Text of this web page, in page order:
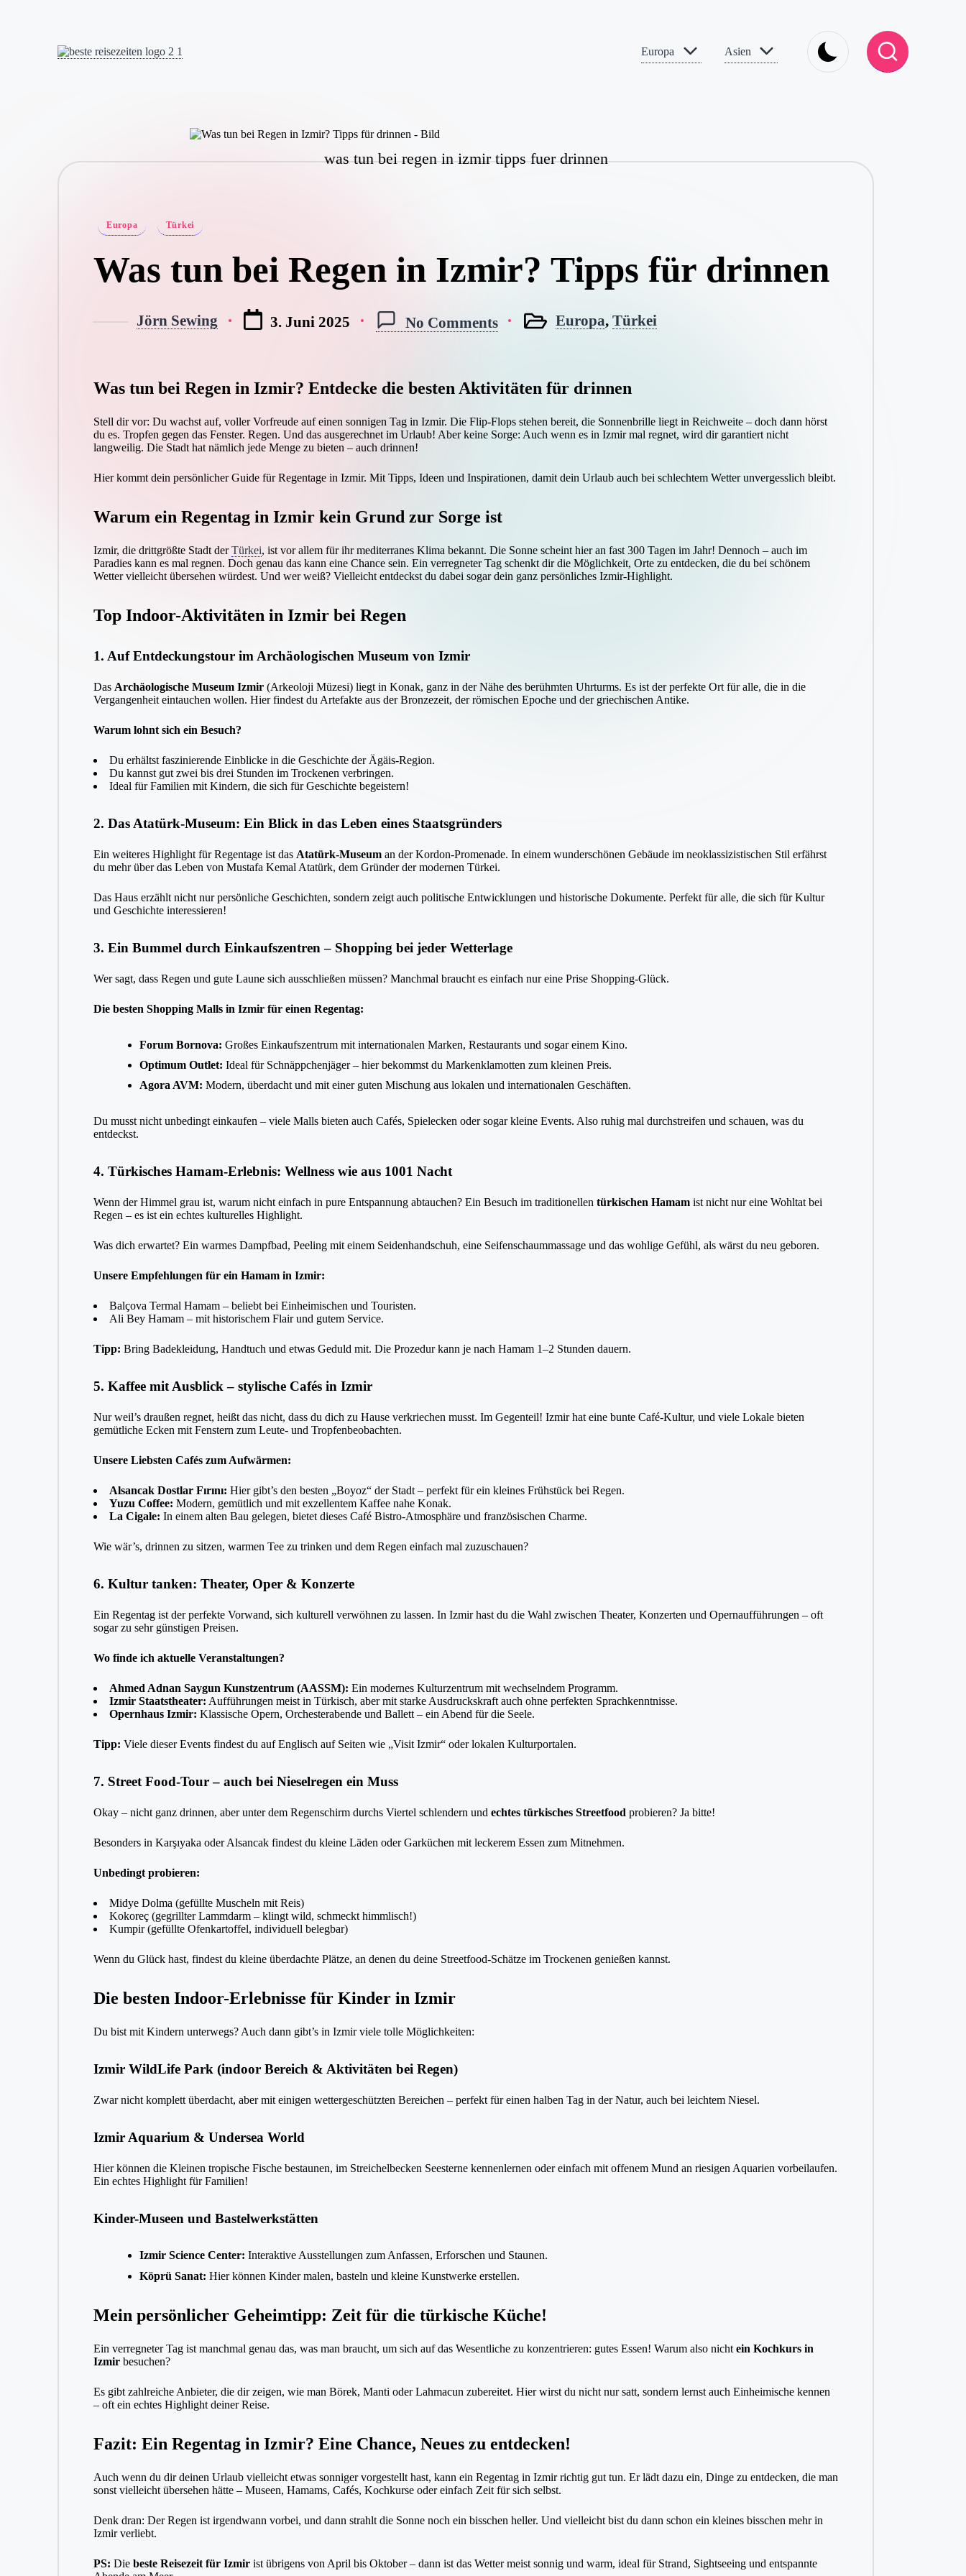
Europa Asien
was tun bei regen in izmir tipps fuer drinnen
Posted
in
Europa Türkei
Was tun bei Regen in Izmir? Tipps für drinnen
Posted Jörn Sewing 3. Juni 2025 No Comments
PostedEuropa, Türkei
Was tun bei Regen in Izmir? Entdecke die besten Aktivitäten für drinnen
Stell dir vor: Du wachst auf, voller Vorfreude auf einen sonnigen Tag in Izmir. Die Flip-Flops stehen bereit, die Sonnenbrille liegt in Reichweite – doch dann hörst
du es. Tropfen gegen das Fenster. Regen. Und das ausgerechnet im Urlaub! Aber keine Sorge: Auch wenn es in Izmir mal regnet, wird dir garantiert nicht
langweilig. Die Stadt hat nämlich jede Menge zu bieten – auch drinnen!
Hier kommt dein persönlicher Guide für Regentage in Izmir. Mit Tipps, Ideen und Inspirationen, damit dein Urlaub auch bei schlechtem Wetter unvergesslich bleibt.
Warum ein Regentag in Izmir kein Grund zur Sorge ist
Izmir, die drittgrößte Stadt derTürkei, ist vor allem für ihr mediterranes Klima bekannt. Die Sonne scheint hier an fast 300 Tagen im Jahr! Dennoch – auch im
Paradies kann es mal regnen. Doch genau das kann eine Chance sein. Ein verregneter Tag schenkt dir die Möglichkeit, Orte zu entdecken, die du bei schönem
Wetter vielleicht übersehen würdest. Und wer weiß? Vielleicht entdeckst du dabei sogar dein ganz persönliches Izmir-Highlight.
Top Indoor-Aktivitäten in Izmir bei Regen
1. Auf Entdeckungstour im Archäologischen Museum von Izmir
Das Archäologische Museum Izmir(Arkeoloji Müzesi) liegt in Konak, ganz in der Nähe des berühmten Uhrturms. Es ist der perfekte Ort für alle, die in die
Vergangenheit eintauchen wollen. Hier findest du Artefakte aus der Bronzezeit, der römischen Epoche und der griechischen Antike.
Warum lohnt sich ein Besuch?
Du erhältst faszinierende Einblicke in die Geschichte der Ägäis-Region.
Du kannst gut zwei bis drei Stunden im Trockenen verbringen.
Ideal für Familien mit Kindern, die sich für Geschichte begeistern!
2. Das Atatürk-Museum: Ein Blick in das Leben eines Staatsgründers
Ein weiteres Highlight für Regentage ist das Atatürk-Museuman der Kordon-Promenade. In einem wunderschönen Gebäude im neoklassizistischen Stil erfährst
du mehr über das Leben von Mustafa Kemal Atatürk, dem Gründer der modernen Türkei.
Das Haus erzählt nicht nur persönliche Geschichten, sondern zeigt auch politische Entwicklungen und historische Dokumente. Perfekt für alle, die sich für Kultur
und Geschichte interessieren!
3. Ein Bummel durch Einkaufszentren – Shopping bei jeder Wetterlage
Wer sagt, dass Regen und gute Laune sich ausschließen müssen? Manchmal braucht es einfach nur eine Prise Shopping-Glück.
Die besten Shopping Malls in Izmir für einen Regentag:
Forum Bornova: Großes Einkaufszentrum mit internationalen Marken, Restaurants und sogar einem Kino.
Optimum Outlet: Ideal für Schnäppchenjäger – hier bekommst du Markenklamotten zum kleinen Preis.
Agora AVM: Modern, überdacht und mit einer guten Mischung aus lokalen und internationalen Geschäften.
Du musst nicht unbedingt einkaufen – viele Malls bieten auch Cafés, Spielecken oder sogar kleine Events. Also ruhig mal durchstreifen und schauen, was du
entdeckst.
4. Türkisches Hamam-Erlebnis: Wellness wie aus 1001 Nacht
Wenn der Himmel grau ist, warum nicht einfach in pure Entspannung abtauchen? Ein Besuch im traditionellen türkischen Hamamist nicht nur eine Wohltat bei
Regen – es ist ein echtes kulturelles Highlight.
Was dich erwartet? Ein warmes Dampfbad, Peeling mit einem Seidenhandschuh, eine Seifenschaummassage und das wohlige Gefühl, als wärst du neu geboren.
Unsere Empfehlungen für ein Hamam in Izmir:
Balçova Termal Hamam – beliebt bei Einheimischen und Touristen.
Ali Bey Hamam – mit historischem Flair und gutem Service.
Tipp: Bring Badekleidung, Handtuch und etwas Geduld mit. Die Prozedur kann je nach Hamam 1–2 Stunden dauern.
5. Kaffee mit Ausblick – stylische Cafés in Izmir
Nur weil’s draußen regnet, heißt das nicht, dass du dich zu Hause verkriechen musst. Im Gegenteil! Izmir hat eine bunte Café-Kultur, und viele Lokale bieten
gemütliche Ecken mit Fenstern zum Leute- und Tropfenbeobachten.
Unsere Liebsten Cafés zum Aufwärmen:
Alsancak Dostlar Fırını: Hier gibt’s den besten „Boyoz“ der Stadt – perfekt für ein kleines Frühstück bei Regen.
Yuzu Coffee: Modern, gemütlich und mit exzellentem Kaffee nahe Konak.
La Cigale: In einem alten Bau gelegen, bietet dieses Café Bistro-Atmosphäre und französischen Charme.
Wie wär’s, drinnen zu sitzen, warmen Tee zu trinken und dem Regen einfach mal zuzuschauen?
6. Kultur tanken: Theater, Oper & Konzerte
Ein Regentag ist der perfekte Vorwand, sich kulturell verwöhnen zu lassen. In Izmir hast du die Wahl zwischen Theater, Konzerten und Opernaufführungen – oft
sogar zu sehr günstigen Preisen.
Wo finde ich aktuelle Veranstaltungen?
Ahmed Adnan Saygun Kunstzentrum (AASSM): Ein modernes Kulturzentrum mit wechselndem Programm.
Izmir Staatstheater: Aufführungen meist in Türkisch, aber mit starke Ausdruckskraft auch ohne perfekten Sprachkenntnisse.
Opernhaus Izmir: Klassische Opern, Orchesterabende und Ballett – ein Abend für die Seele.
Tipp: Viele dieser Events findest du auf Englisch auf Seiten wie „Visit Izmir“ oder lokalen Kulturportalen.
7. Street Food-Tour – auch bei Nieselregen ein Muss
Okay – nicht ganz drinnen, aber unter dem Regenschirm durchs Viertel schlendern und echtes türkisches Streetfood probieren? Ja bitte!
Besonders in Karşıyaka oder Alsancak findest du kleine Läden oder Garküchen mit leckerem Essen zum Mitnehmen.
Unbedingt probieren:
Midye Dolma (gefüllte Muscheln mit Reis)
Kokoreç (gegrillter Lammdarm – klingt wild, schmeckt himmlisch!)
Kumpir (gefüllte Ofenkartoffel, individuell belegbar)
Wenn du Glück hast, findest du kleine überdachte Plätze, an denen du deine Streetfood-Schätze im Trockenen genießen kannst.
Die besten Indoor-Erlebnisse für Kinder in Izmir
Du bist mit Kindern unterwegs? Auch dann gibt’s in Izmir viele tolle Möglichkeiten:
Izmir WildLife Park (indoor Bereich & Aktivitäten bei Regen)
Zwar nicht komplett überdacht, aber mit einigen wettergeschützten Bereichen – perfekt für einen halben Tag in der Natur, auch bei leichtem Niesel.
Izmir Aquarium & Undersea World
Hier können die Kleinen tropische Fische bestaunen, im Streichelbecken Seesterne kennenlernen oder einfach mit offenem Mund an riesigen Aquarien vorbeilaufen.
Ein echtes Highlight für Familien!
Kinder-Museen und Bastelwerkstätten
Izmir Science Center: Interaktive Ausstellungen zum Anfassen, Erforschen und Staunen.
Köprü Sanat: Hier können Kinder malen, basteln und kleine Kunstwerke erstellen.
Mein persönlicher Geheimtipp: Zeit für die türkische Küche!
Ein verregneter Tag ist manchmal genau das, was man braucht, um sich auf das Wesentliche zu konzentrieren: gutes Essen! Warum also nicht ein Kochkurs in
Izmirbesuchen?
Es gibt zahlreiche Anbieter, die dir zeigen, wie man Börek, Manti oder Lahmacun zubereitet. Hier wirst du nicht nur satt, sondern lernst auch Einheimische kennen
– oft ein echtes Highlight deiner Reise.
Fazit: Ein Regentag in Izmir? Eine Chance, Neues zu entdecken!
Auch wenn du dir deinen Urlaub vielleicht etwas sonniger vorgestellt hast, kann ein Regentag in Izmir richtig gut tun. Er lädt dazu ein, Dinge zu entdecken, die man
sonst vielleicht übersehen hätte – Museen, Hamams, Cafés, Kochkurse oder einfach Zeit für sich selbst.
Denk dran: Der Regen ist irgendwann vorbei, und dann strahlt die Sonne noch ein bisschen heller. Und vielleicht bist du dann schon ein kleines bisschen mehr in
Izmir verliebt.
PS: Die beste Reisezeit für Izmirist übrigens von April bis Oktober – dann ist das Wetter meist sonnig und warm, ideal für Strand, Sightseeing und entspannte